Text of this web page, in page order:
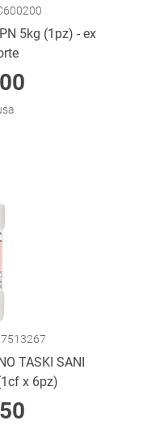
5kg (1pz) - ex
TASKI SANI
x 6pz)